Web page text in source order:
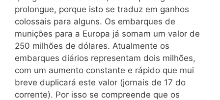
prolongue, porque isto se traduz em ganhos
colossais para alguns. Os embarques de
munições para a Europa já somam um valor de
250 milhões de dólares. Atualmente os
embarques diários representam dois milhões,
com um aumento constante e rápido que mui
breve duplicará este valor (jornais de 17 do
corrente). Por isso se compreende que os